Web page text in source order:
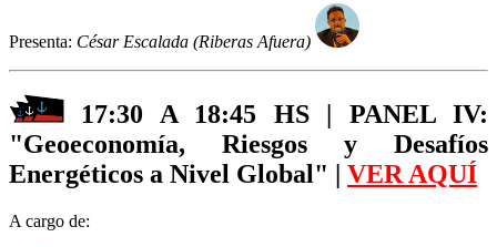
Presenta: César Escalada (Riberas Afuera)
17:30 A 18:45 HS | PANEL IV:
"Geoeconomía, Riesgos y Desafíos
Energéticos a Nivel Global" | VER AQUÍ
A cargo de: